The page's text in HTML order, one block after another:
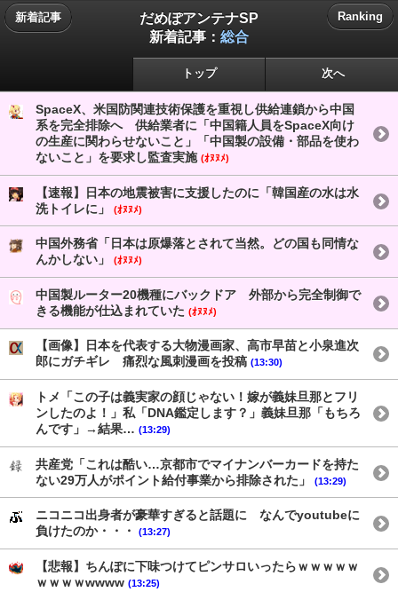
新着記事
だめぽアンテナSP
新着記事： 総合
Ranking
トップ 次へ
SpaceX、米国防関連技術保護を重視し供給連鎖から中国
系を完全排除へ 供給業者に「中国籍人員をSpaceX向け
の生産に関わらせないこと」「中国製の設備・部品を使わ
ないこと」を要求し監査実施 (ｵﾇﾇﾒ)
【速報】日本の地震被害に支援したのに「韓国産の水は水
洗トイレに」
(ｵﾇﾇﾒ)
中国外務省「日本は原爆落とされて当然。どの国も同情な
んかしない」
(ｵﾇﾇﾒ)
中国製ルーター20機種にバックドア 外部から完全制御で
きる機能が仕込まれていた (ｵﾇﾇﾒ)
【画像】日本を代表する大物漫画家、高市早苗と小泉進次
郎にガチギレ 痛烈な風刺漫画を投稿 (13:30)
トメ「この子は義実家の顔じゃない！嫁が義妹旦那とフリ
ンしたのよ！」私「DNA鑑定します？」義妹旦那「もちろ
んです」→結果… (13:29)
共産党「これは酷い…京都市でマイナンバーカードを持た
ない29万人がポイント給付事業から排除された」
(13:29)
ニコニコ出身者が豪華すぎると話題に なんでyoutubeに
負けたのか・・・
(13:27)
【悲報】ちんぽに下味つけてピンサロいったらｗｗｗｗｗ
ｗｗｗｗwwww (13:25)